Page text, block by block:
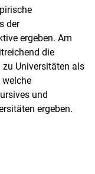
der
ergeben. Am
die
Universitäten als
und
ergeben.